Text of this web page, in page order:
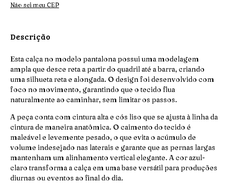
Não sei meu CEP
Descrição
Esta calça no modelo pantalona possui uma modelagem
ampla que desce reta a partir do quadril até a barra, criando
uma silhueta reta e alongada. O design foi desenvolvido com
foco no movimento, garantindo que o tecido flua
naturalmente ao caminhar, sem limitar os passos.
A peça conta com cintura alta e cós liso que se ajusta à linha da
cintura de maneira anatômica. O caimento do tecido é
maleável e levemente pesado, o que evita o acúmulo de
volume indesejado nas laterais e garante que as pernas largas
mantenham um alinhamento vertical elegante. A cor azul-
claro transforma a calça em uma base versátil para produções
diurnas ou eventos ao final do dia.